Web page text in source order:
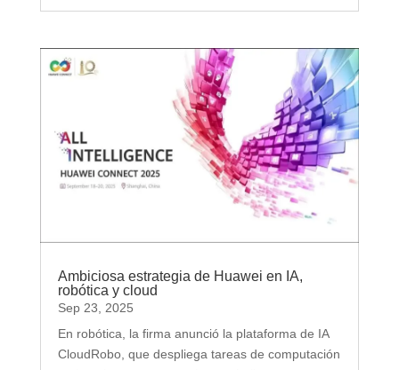
Ambiciosa estrategia de Huawei en IA,
robótica y cloud
Sep 23, 2025
En robótica, la firma anunció la plataforma de IA
CloudRobo, que despliega tareas de computación